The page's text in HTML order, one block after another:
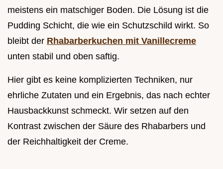
meistens ein matschiger Boden. Die Lösung ist die
Pudding Schicht, die wie ein Schutzschild wirkt. So
bleibt der Rhabarberkuchen mit Vanillecreme
unten stabil und oben saftig.
Hier gibt es keine komplizierten Techniken, nur
ehrliche Zutaten und ein Ergebnis, das nach echter
Hausbackkunst schmeckt. Wir setzen auf den
Kontrast zwischen der Säure des Rhabarbers und
der Reichhaltigkeit der Creme.